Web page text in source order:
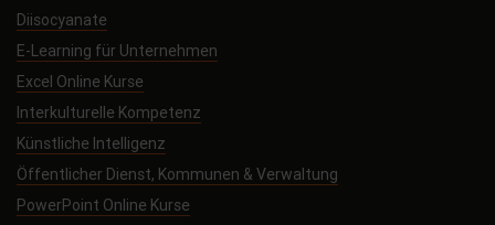
Diisocyanate
E-Learning für Unternehmen
Excel Online Kurse
Interkulturelle Kompetenz
Künstliche Intelligenz
Öffentlicher Dienst, Kommunen & Verwaltung
PowerPoint Online Kurse